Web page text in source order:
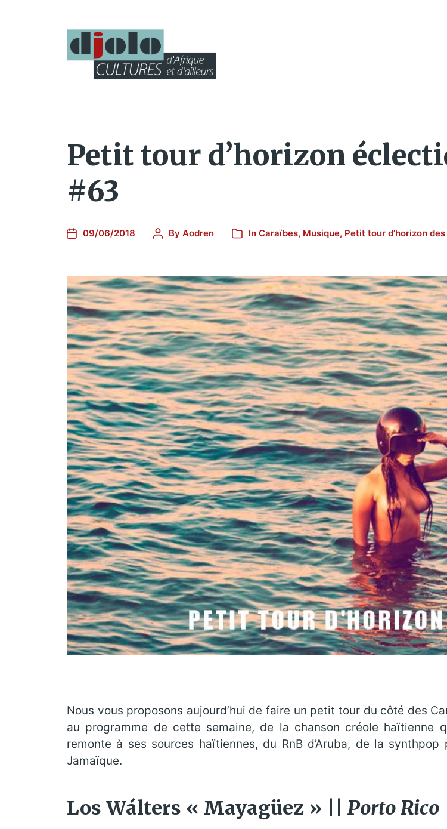
Petit tour d’horizon
#63
09/06/2018 By Aodren In Caraïbes, Musique, Petit tour d’horizon
Nous vous proposons aujourd’hui de faire un petit tour du côté des
au programme de cette semaine, de la chanson créole
remonte à ses sources haïtiennes, du RnB d’Aruba, de la
Jamaïque.
Los Wálters « Mayagüez » ||Porto Rico